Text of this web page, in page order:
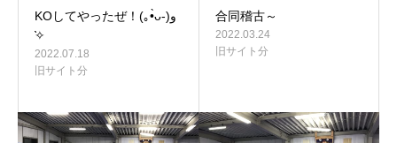
KOしてやったぜ！(｡•̀ᴗ-)و
̑̑✧
2022.07.18
旧サイト分
合同稽古～
2022.03.24
旧サイト分